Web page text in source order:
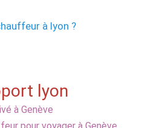
à lyon ?
lyon
à Genève